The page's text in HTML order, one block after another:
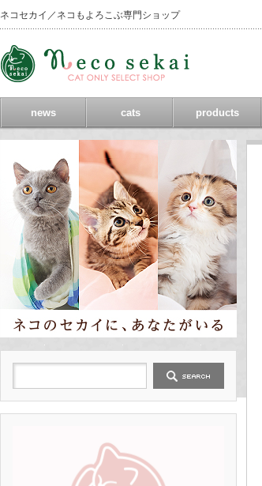
ネコセカイ／ネコもよろこぶ専門ショップ
news cats products